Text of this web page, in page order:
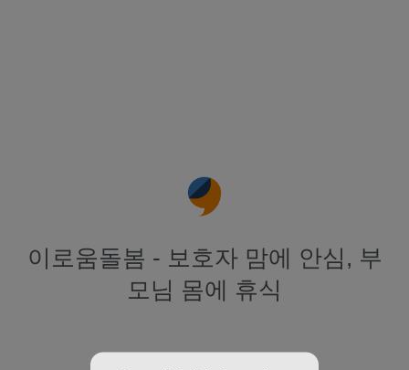
이로움돌봄 - 보호자 맘에 안심, 부
모님 몸에 휴식